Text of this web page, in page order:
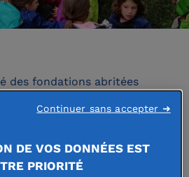
des fondations abritées
lien avec la
ans d’actions
DE VOS DONNÉES EST
PRIORITÉ
Continuer sans accepter ➜